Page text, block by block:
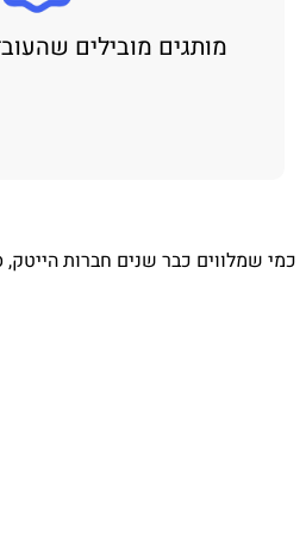
מותגים מובילים
כמי שמלווים כבר שנים חברות